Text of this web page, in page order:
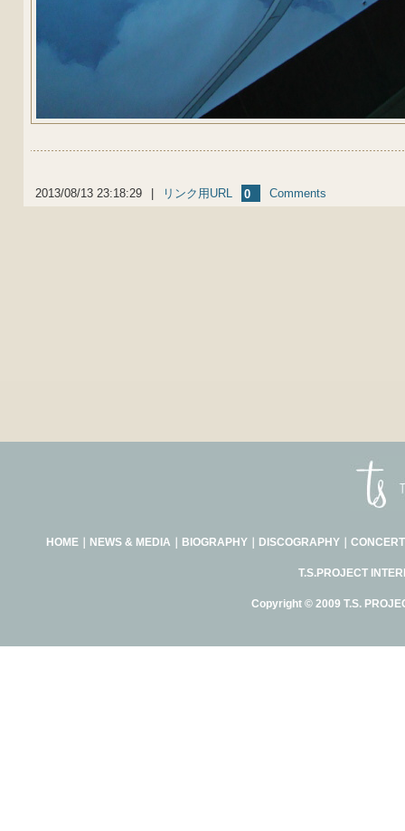
2013/08/13 23:18:29 リンク用URL 0 Comments
HOME｜ NEWS & MEDIA BIOGRAPHY｜ DISCOGRAPHY｜
T.S.PROJECT
Copyright © 2009 T.S.